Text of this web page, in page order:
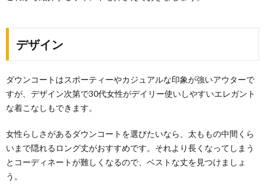
デザイン
ダウンコートはスポーティーやカジュアルな印象が強いアウターで
すが、デザイン次第で30代女性がデイリー使いしやすいエレガント
な着こなしもできます。
女性らしさがあるダウンコートを選びたいなら、太ももの中間くら
いまで隠れるロング丈がおすすめです。それより長くなってしまう
とコーディネートが難しくなるので、ベストな丈を見つけましょ
う。